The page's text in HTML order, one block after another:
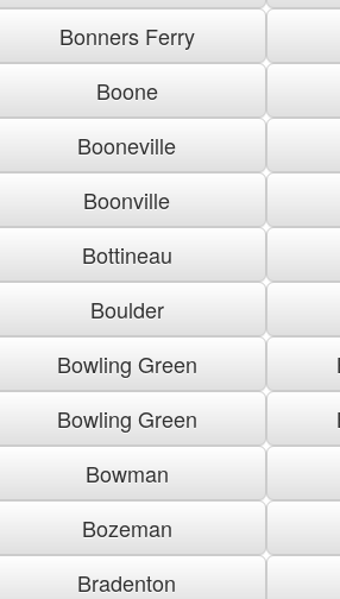
Bonners Ferry
Boone
Booneville
Boonville
Bottineau
Boulder
Bowling Green
Bowling Green
Bowman
Bozeman
Bradenton